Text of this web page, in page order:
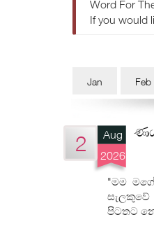
Word For
If you would
Jan Feb
2
Aug
2026
"මම
පිටතට